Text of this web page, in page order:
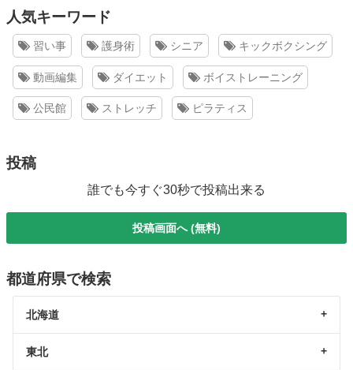
人気キーワード
習い事 護身術 シニア キックボクシング
動画編集 ダイエット ボイストレーニング
公民館 ストレッチ ピラティス
投稿
誰でも今すぐ30秒で投稿出来る
投稿画面へ (無料)
都道府県で検索
北海道
東北